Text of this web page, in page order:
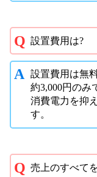
設置費用は?
設置費用は無
約3,000円のみ
消費電力を抑
す。
売上のすべて